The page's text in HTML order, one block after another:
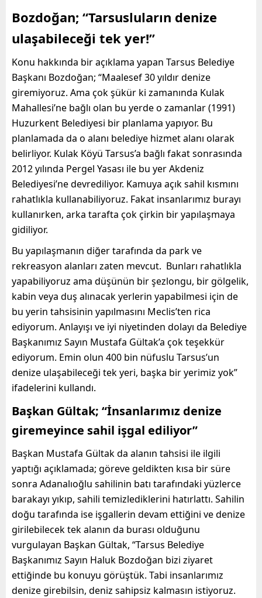
Bozdoğan; “Tarsusluların denize
ulaşabileceği tek yer!”
Konu hakkında bir açıklama yapan Tarsus Belediye
Başkanı Bozdoğan; “Maalesef 30 yıldır denize
giremiyoruz. Ama çok şükür ki zamanında Kulak
Mahallesi’ne bağlı olan bu yerde o zamanlar (1991)
Huzurkent Belediyesi bir planlama yapıyor. Bu
planlamada da o alanı belediye hizmet alanı olarak
belirliyor. Kulak Köyü Tarsus’a bağlı fakat sonrasında
2012 yılında Pergel Yasası ile bu yer Akdeniz
Belediyesi’ne devrediliyor. Kamuya açık sahil kısmını
rahatlıkla kullanabiliyoruz. Fakat insanlarımız burayı
kullanırken, arka tarafta çok çirkin bir yapılaşmaya
gidiliyor.
Bu yapılaşmanın diğer tarafında da park ve
rekreasyon alanları zaten mevcut. Bunları rahatlıkla
yapabiliyoruz ama düşünün bir şezlongu, bir gölgelik,
kabin veya duş alınacak yerlerin yapabilmesi için de
bu yerin tahsisinin yapılmasını Meclis’ten rica
ediyorum. Anlayışı ve iyi niyetinden dolayı da Belediye
Başkanımız Sayın Mustafa Gültak’a çok teşekkür
ediyorum. Emin olun 400 bin nüfuslu Tarsus’un
denize ulaşabileceği tek yeri, başka bir yerimiz yok”
ifadelerini kullandı.
Başkan Gültak; “İnsanlarımız denize
giremeyince sahil işgal ediliyor”
Başkan Mustafa Gültak da alanın tahsisi ile ilgili
yaptığı açıklamada; göreve geldikten kısa bir süre
sonra Adanalıoğlu sahilinin batı tarafındaki yüzlerce
barakayı yıkıp, sahili temizlediklerini hatırlattı. Sahilin
doğu tarafında ise işgallerin devam ettiğini ve denize
girilebilecek tek alanın da burası olduğunu
vurgulayan Başkan Gültak, “Tarsus Belediye
Başkanımız Sayın Haluk Bozdoğan bizi ziyaret
ettiğinde bu konuyu görüştük. Tabi insanlarımız
denize girebilsin, deniz sahipsiz kalmasın istiyoruz.